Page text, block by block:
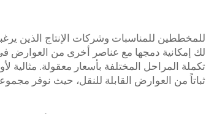
للمخططين للمناسبات وشركات الإنتاج الذين
تكملة المراحل المختلفة بأسعار معقولة. مثالية
ثباتاً من العوارض القابلة للنقل، حيث نوفر